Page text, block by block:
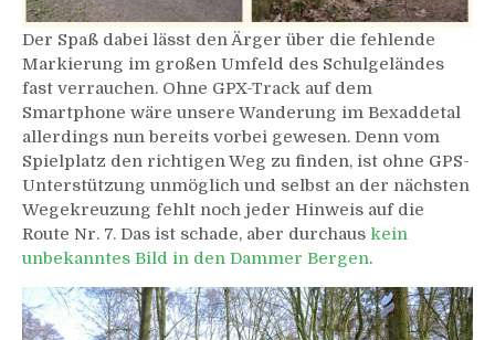
Der Spaß dabei lässt den Ärger über die fehlende
Markierung im großen Umfeld des Schulgeländes
fast verrauchen. Ohne GPX-Track auf dem
Smartphone wäre unsere Wanderung im Bexaddetal
allerdings nun bereits vorbei gewesen. Denn vom
Spielplatz den richtigen Weg zu finden, ist ohne GPS-
Unterstützung unmöglich und selbst an der nächsten
Wegekreuzung fehlt noch jeder Hinweis auf die
Route Nr. 7. Das ist schade, aber durchaus kein
unbekanntes Bild in den Dammer Bergen.